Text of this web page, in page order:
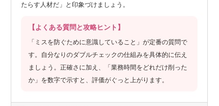
たらす人材だ」と印象づけましょう。
【よくある質問と攻略ヒント】
「ミスを防ぐために意識していること」が定番の質問で
す。自分なりのダブルチェックの仕組みを具体的に伝え
ましょう。正確さに加え、「業務時間をどれだけ削った
か」を数字で示すと、評価がぐっと上がります。